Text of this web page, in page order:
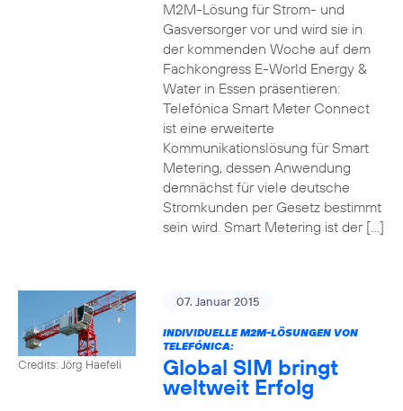
M2M-Lösung für Strom- und
Gasversorger vor und wird sie in
der kommenden Woche auf dem
Fachkongress E-World Energy &
Water in Essen präsentieren:
Telefónica Smart Meter Connect
ist eine erweiterte
Kommunikationslösung für Smart
Metering, dessen Anwendung
demnächst für viele deutsche
Stromkunden per Gesetz bestimmt
sein wird. Smart Metering ist der […]
Credits: Jörg Haefeli
07. Januar 2015
INDIVIDUELLE M2M-LÖSUNGEN VON
TELEFÓNICA:
Global SIM bringt
weltweit Erfolg